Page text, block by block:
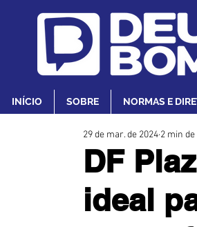
INÍCIO SOBRE NORMAS E
DF
ideal
29 de mar. de 2024 2 min